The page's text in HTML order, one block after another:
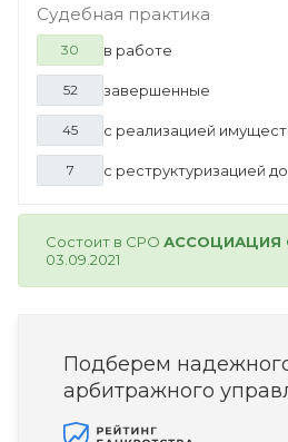
Судебная практика
30 в работе
52 завершенные
45 с реализацией
7 с реструктуризацией
Состоит в СРО АССОЦИАЦИЯ
03.09.2021
Подберем
арбитражного